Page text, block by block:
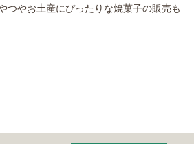
つやお土産にぴったりな焼菓子の販売も